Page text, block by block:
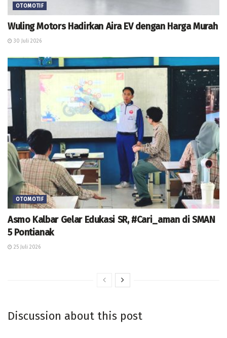
OTOMOTIF
Wuling Motors Hadirkan Aira EV dengan Harga Murah
30 Juli 2026
OTOMOTIF
Asmo Kalbar Gelar Edukasi SR, #Cari_aman di SMAN
5 Pontianak
25 Juli 2026
Discussion about this post